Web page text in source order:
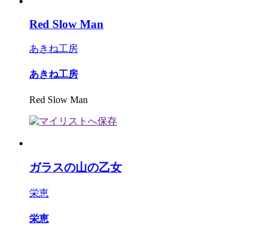
Red Slow Man
あきね工房
あきね工房
Red Slow Man
ガラスの山の乙女
栄恵
栄恵